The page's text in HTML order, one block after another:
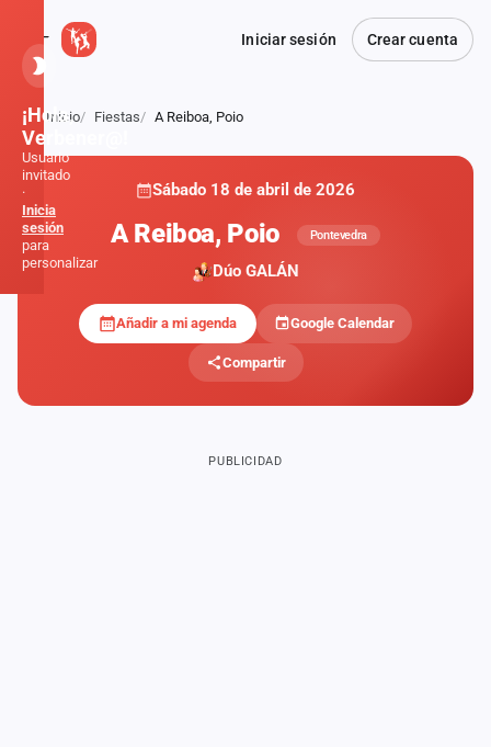
Iniciar sesión Crear cuenta
Atrás
Inicio Fiestas A Reiboa, Poio
Sábado 18 de abril de 2026
A Reiboa, Poio Pontevedra
Dúo GALÁN
Añadir a mi agenda Google Calendar
Compartir
PUBLICIDAD
¡Hola,
Verbener@!
Usuario
invitado
·
Inicia
sesión
para
personalizar